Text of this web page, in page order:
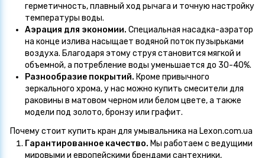
герметичность, плавный ход рычага и точную настройку
температуры воды.
Аэрация для экономии. Специальная насадка-аэратор
на конце излива насыщает водяной поток пузырьками
воздуха. Благодаря этому струя становится мягкой и
объемной, а потребление воды уменьшается до 30-40%.
Разнообразие покрытий. Кроме привычного
зеркального хрома, у нас можно купить смесители для
раковины в матовом черном или белом цвете, а также
модели под золото, бронзу или графит.
Почему стоит купить кран для умывальника на Lexon.com.ua
Гарантированное качество. Мы работаем с ведущими
мировыми и европейскими брендами сантехники,